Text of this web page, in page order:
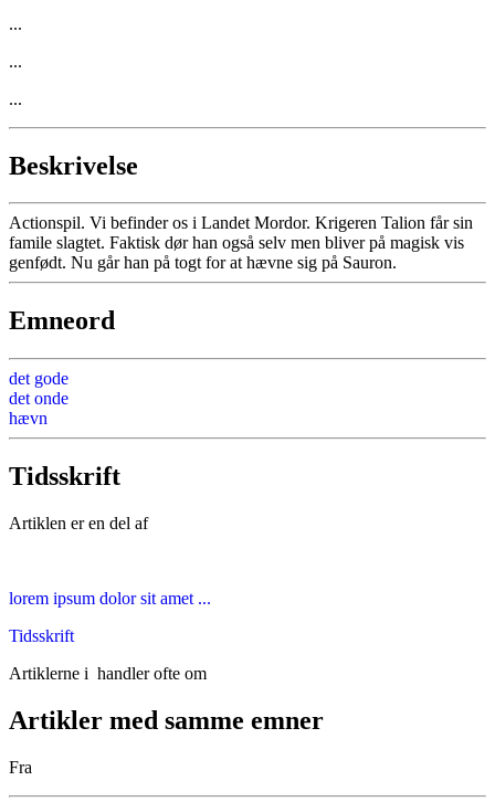
...
...
...
Beskrivelse
Actionspil. Vi befinder os i Landet Mordor. Krigeren Talion får sin
famile slagtet. Faktisk dør han også selv men bliver på magisk vis
genfødt. Nu går han på togt for at hævne sig på Sauron.
Emneord
det gode
det onde
hævn
Tidsskrift
Artiklen er en del af
lorem ipsum dolor sit amet ...
Tidsskrift
Artiklerne i handler ofte om
Artikler med samme emner
Fra